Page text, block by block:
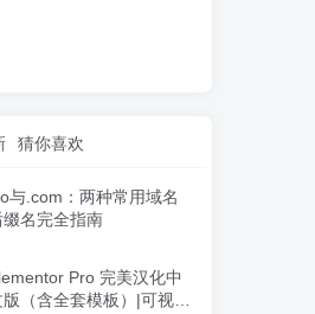
猜你喜欢
与.com：两种常用域名
缀名完全指南
Pro 完美汉化中
（含全套模板）|可视化